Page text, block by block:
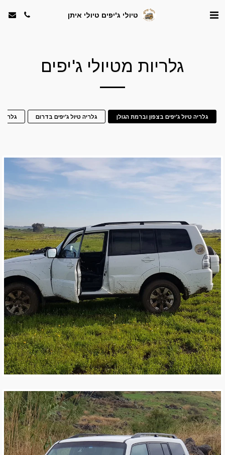
טיולי ג'יפים טיולי איתן
גלריות מטיולי ג'יפים
גלריה טיול ג'יפים בצפון וברמת הגולן גלריה טיול ג'יפים בדרום גלריה